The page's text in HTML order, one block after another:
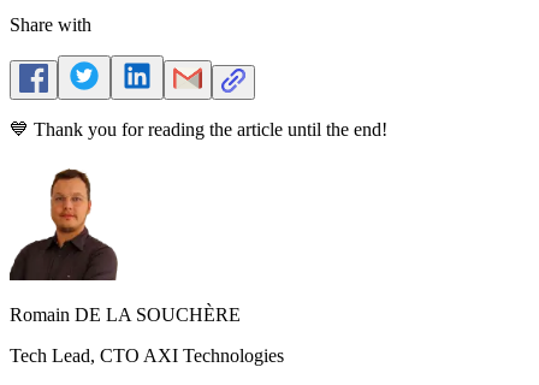
Share with
💙 Thank you for reading the article until the end!
Romain DE LA SOUCHÈRE
Tech Lead, CTO AXI Technologies